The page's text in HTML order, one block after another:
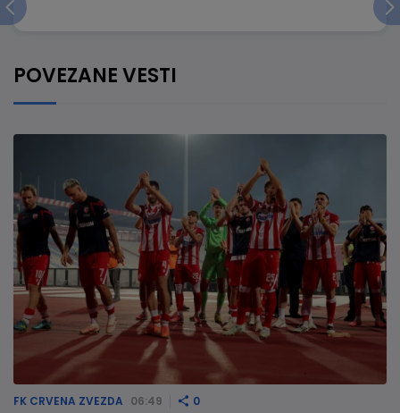
POVEZANE VESTI
FK CRVENA ZVEZDA 06:49 0